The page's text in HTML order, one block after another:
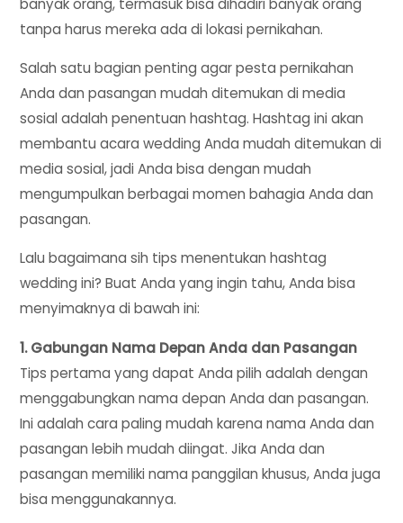
banyak orang, termasuk bisa dihadiri banyak orang
tanpa harus mereka ada di lokasi pernikahan.
Salah satu bagian penting agar pesta pernikahan
Anda dan pasangan mudah ditemukan di media
sosial adalah penentuan hashtag. Hashtag ini akan
membantu acara wedding Anda mudah ditemukan di
media sosial, jadi Anda bisa dengan mudah
mengumpulkan berbagai momen bahagia Anda dan
pasangan.
Lalu bagaimana sih tips menentukan hashtag
wedding ini? Buat Anda yang ingin tahu, Anda bisa
menyimaknya di bawah ini:
1. Gabungan Nama Depan Anda dan Pasangan
Tips pertama yang dapat Anda pilih adalah dengan
menggabungkan nama depan Anda dan pasangan.
Ini adalah cara paling mudah karena nama Anda dan
pasangan lebih mudah diingat. Jika Anda dan
pasangan memiliki nama panggilan khusus, Anda juga
bisa menggunakannya.